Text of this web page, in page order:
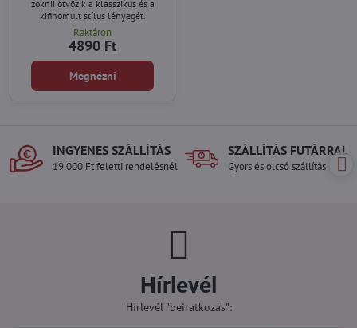
zoknii ötvözik a klasszikus és a
kifinomult stílus lényegét.
Raktáron
4890 Ft
Megnézni
INGYENES SZÁLLÍTÁS
19.000 Ft feletti rendelésnél
SZÁLLÍTÁS FUTÁRRAL
Gyors és olcsó szállítás
Hírlevél
Hírlevél "beiratkozás":